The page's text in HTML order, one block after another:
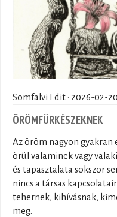
Somfalvi Edit · 2026-02-20
ÖRÖMFÜRKÉSZEKNEK
Az öröm nagyon gyakran
örül valaminek vagy
és tapasztalata sokszor
nincs a társas
tehernek, kihívásnak,
meg.